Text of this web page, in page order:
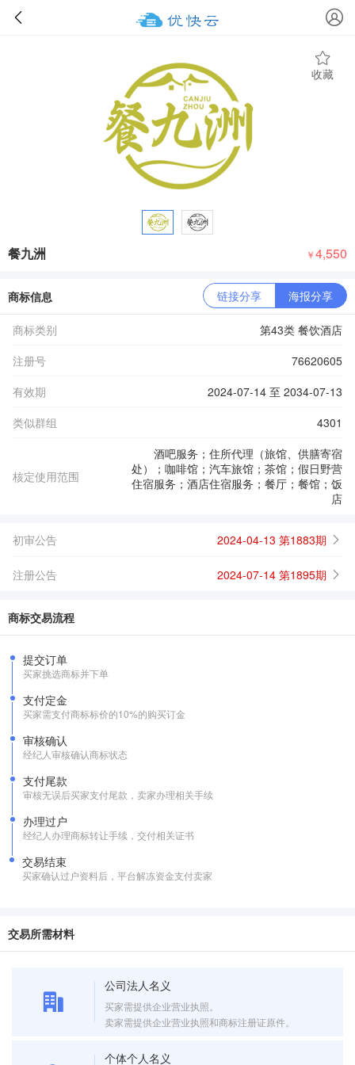
收藏
餐九洲 ￥4,550
商标信息 链接分享 海报分享
商标类别
第43类 餐饮酒店
注册号
76620605
有效期
2024-07-14 至 2034-07-13
类似群组
4301
核定使用范围
酒吧服务；住所代理（旅馆、供膳寄宿
处）；咖啡馆；汽车旅馆；茶馆；假日野营
住宿服务；酒店住宿服务；餐厅；餐馆；饭
店
初审公告 2024-04-13 第1883期
注册公告 2024-07-14 第1895期
商标交易流程
提交订单
买家挑选商标并下单
支付定金
买家需支付商标标价的10%的购买订金
审核确认
经纪人审核确认商标状态
支付尾款
审核无误后买家支付尾款，卖家办理相关手续
办理过户
经纪人办理商标转让手续，交付相关证书
交易结束
买家确认过户资料后，平台解冻资金支付卖家
交易所需材料
公司法人名义
买家需提供企业营业执照。
卖家需提供企业营业执照和商标注册证原件。
个体个人名义